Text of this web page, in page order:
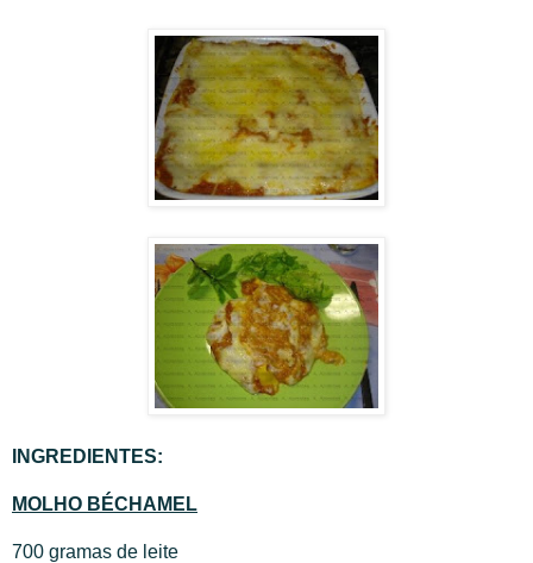
INGREDIENTES:
MOLHO BÉCHAMEL
700 gramas de leite